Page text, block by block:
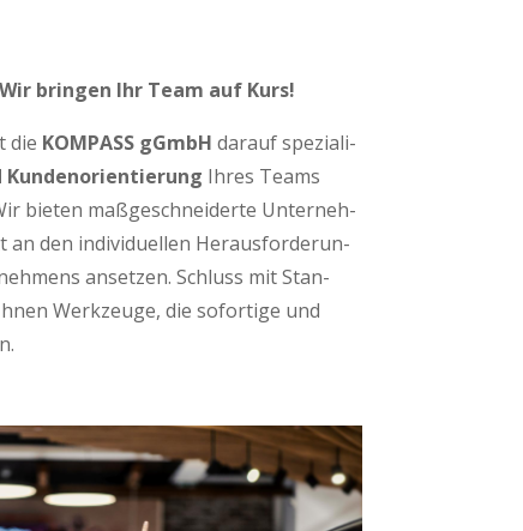
brin­gen Ihr Team auf Kurs!
die KOM­PASS gGmbH dar­auf spe­zia­li­
Kun­den­ori­en­tie­rung Ihres Teams
bie­ten maß­ge­schnei­der­te Unter­neh­
an den indi­vi­du­el­len Her­aus­for­de­run­
anset­zen. Schluss mit Stan­
Werk­zeu­ge, die sofor­ti­ge und